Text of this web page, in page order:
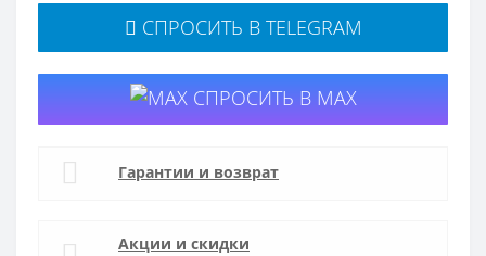
СПРОСИТЬ В TELEGRAM
СПРОСИТЬ В MAX
Гарантии и возврат
Акции и скидки